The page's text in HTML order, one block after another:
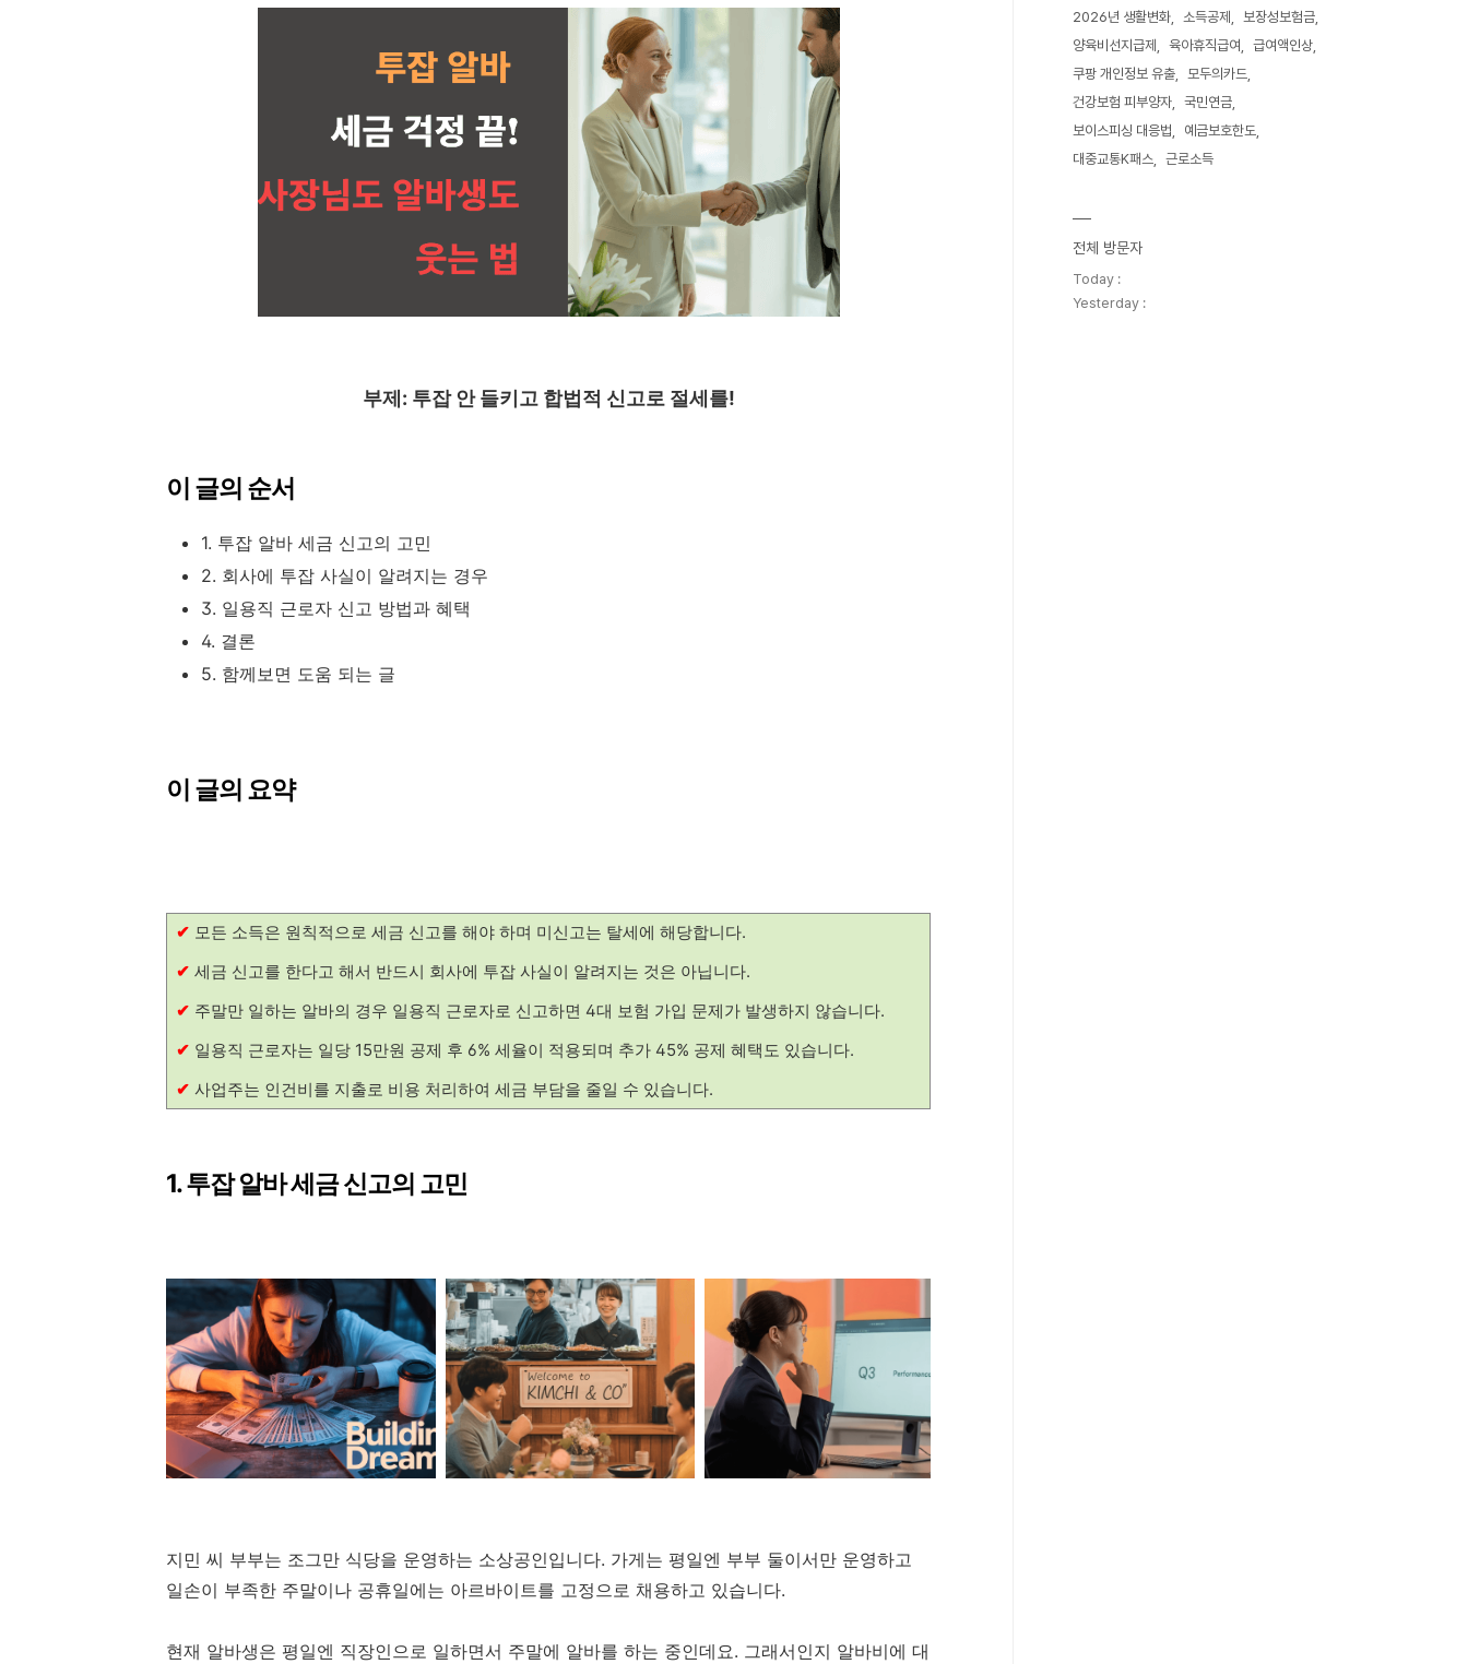
부제: 투잡 안 들키고 합법적 신고로 절세를!
이 글의 순서
1. 투잡 알바 세금 신고의 고민
2. 회사에 투잡 사실이 알려지는 경우
3. 일용직 근로자 신고 방법과 혜택
4. 결론
5. 함께보면 도움 되는 글
이 글의 요약
✔ 모든 소득은 원칙적으로 세금 신고를 해야 하며 미신고는 탈세에 해당합니다.
✔ 세금 신고를 한다고 해서 반드시 회사에 투잡 사실이 알려지는 것은 아닙니다.
✔ 주말만 일하는 알바의 경우 일용직 근로자로 신고하면 4대 보험 가입 문제가 발생하지 않습니다.
✔ 일용직 근로자는 일당 15만원 공제 후 6% 세율이 적용되며 추가 45% 공제 혜택도 있습니다.
✔ 사업주는 인건비를 지출로 비용 처리하여 세금 부담을 줄일 수 있습니다.
1. 투잡 알바 세금 신고의 고민
지민 씨 부부는 조그만 식당을 운영하는 소상공인입니다. 가게는 평일엔 부부 둘이서만 운영하고
일손이 부족한 주말이나 공휴일에는 아르바이트를 고정으로 채용하고 있습니다.
현재 알바생은 평일엔 직장인으로 일하면서 주말에 알바를 하는 중인데요. 그래서인지 알바비에 대
2026년 생활변화
소득공제
보장성보험금
양육비선지급제
육아휴직급여
급여액인상
쿠팡 개인정보 유출
모두의카드
건강보험 피부양자
국민연금
보이스피싱 대응법
예금보호한도
대중교통K패스
근로소득
전체 방문자
Today :
Yesterday :